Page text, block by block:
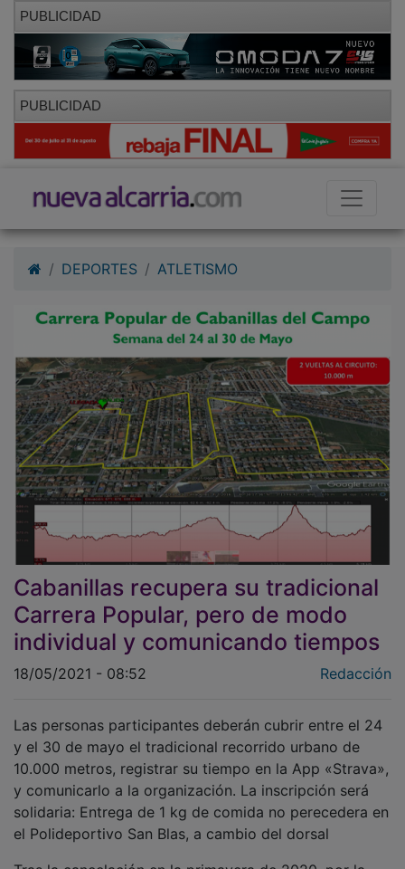
PUBLICIDAD
PUBLICIDAD
Cabanillas recupera su tradicional
Carrera Popular, pero de modo
individual y comunicando tiempos
y el 30 de mayo el tradicional recorrido urbano de
10.000 metros, registrar su tiempo en la App «Strava»,
y comunicarlo a la organización. La inscripción será
solidaria: Entrega de 1 kg de comida no perecedera en
el Polideportivo San Blas, a cambio del dorsal